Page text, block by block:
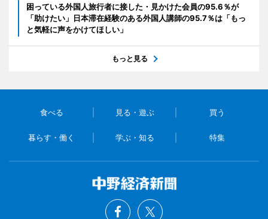
困っている外国人旅行者に接した・見かけた会員の95.6％が
「助けたい」日本滞在経験のある外国人講師の95.7％は「もっ
と気軽に声をかけてほしい」
もっと見る
食べる 見る・遊ぶ 買う
暮らす・働く 学ぶ・知る 特集